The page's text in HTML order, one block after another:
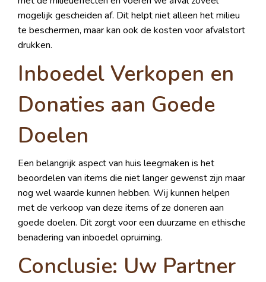
mogelijk gescheiden af. Dit helpt niet alleen het milieu
te beschermen, maar kan ook de kosten voor afvalstort
drukken.
Inboedel Verkopen en
Donaties aan Goede
Doelen
Een belangrijk aspect van huis leegmaken is het
beoordelen van items die niet langer gewenst zijn maar
nog wel waarde kunnen hebben. Wij kunnen helpen
met de verkoop van deze items of ze doneren aan
goede doelen. Dit zorgt voor een duurzame en ethische
benadering van inboedel opruiming.
Conclusie: Uw Partner